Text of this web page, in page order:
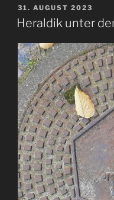
VERÖFFENTLICHT
AM
31. AUGUST 2023
Heraldik unter